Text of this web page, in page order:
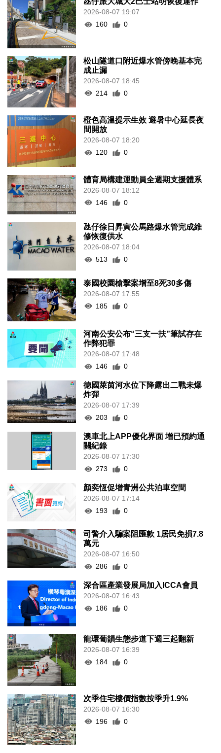
2026-08-07 19:07
160
0
松山隧道口附近爆水管傍晚基本完
成止漏
2026-08-07 18:45
214
0
橙色高溫提示生效 避暑中心延長夜
間開放
2026-08-07 18:20
120
0
體育局構建運動員全週期支援體系
2026-08-07 18:12
146
0
氹仔徐日昇寅公馬路爆水管完成維
修恢復供水
2026-08-07 18:04
513
0
泰國校園槍擊案增至8死30多傷
2026-08-07 17:55
185
0
河南公安公布“三支一扶”筆試存在
作弊犯罪
2026-08-07 17:48
146
0
德國萊茵河水位下降露出二戰未爆
炸彈
2026-08-07 17:39
203
0
澳車北上APP優化界面 增已預約通
關紀錄
2026-08-07 17:30
273
0
顏奕恆促增青洲公共泊車空間
2026-08-07 17:14
193
0
司警介入騙案阻匯款 1居民免損7.8
萬元
2026-08-07 16:50
286
0
深合區產業發展局加入ICCA會員
2026-08-07 16:43
186
0
龍環葡韻生態步道下週三起翻新
2026-08-07 16:39
184
0
次季住宅樓價指數按季升1.9%
2026-08-07 16:30
196
0